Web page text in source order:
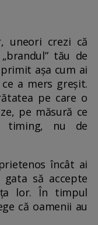
uneori crezi că
tău de
așa cum ai
a mers greșit.
pe care o
pe măsură ce
timing, nu de
încât ai
să accepte
lor. În timpul
că oamenii au